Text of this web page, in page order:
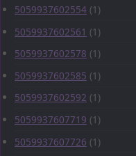
5059937602554 (1)
5059937602561 (1)
5059937602578 (1)
5059937602585 (1)
5059937602592 (1)
5059937607719 (1)
5059937607726 (1)